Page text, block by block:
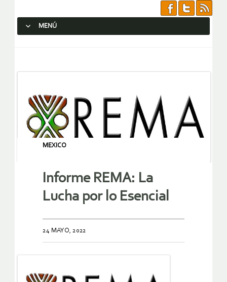
MENÚ
MEXICO
Informe REMA: La
Lucha por lo Esencial
24 MAYO, 2022